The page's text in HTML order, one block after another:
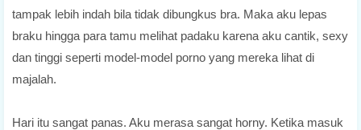
tampak lebih indah bila tidak dibungkus bra. Maka aku lepas
braku hingga para tamu melihat padaku karena aku cantik, sexy
dan tinggi seperti model-model porno yang mereka lihat di
majalah.
Hari itu sangat panas. Aku merasa sangat horny. Ketika masuk